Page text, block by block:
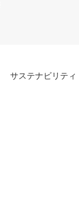
サステナビリティ